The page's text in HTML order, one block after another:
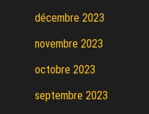
décembre 2023
novembre 2023
octobre 2023
septembre 2023